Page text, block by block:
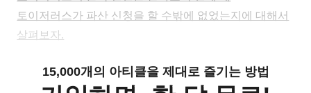
토이저러스가 파산 신청을 할 수밖에 없었는지에 대해서
살펴보자.
15,000개의 아티클을 제대로 즐기는 방법